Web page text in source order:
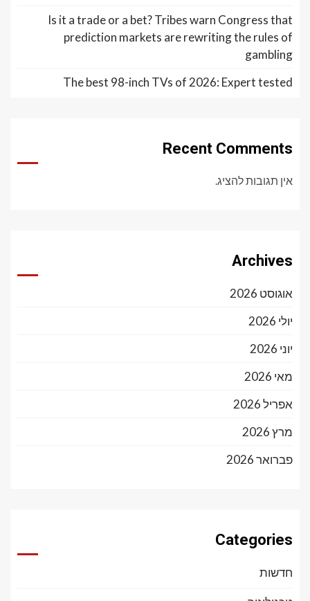
Is it a trade or a bet? Tribes warn Congress that
prediction markets are rewriting the rules of
gambling
The best 98-inch TVs of 2026: Expert tested
Recent Comments
אין תגובות להציג.
Archives
אוגוסט 2026
יולי 2026
יוני 2026
מאי 2026
אפריל 2026
מרץ 2026
פברואר 2026
Categories
חדשות